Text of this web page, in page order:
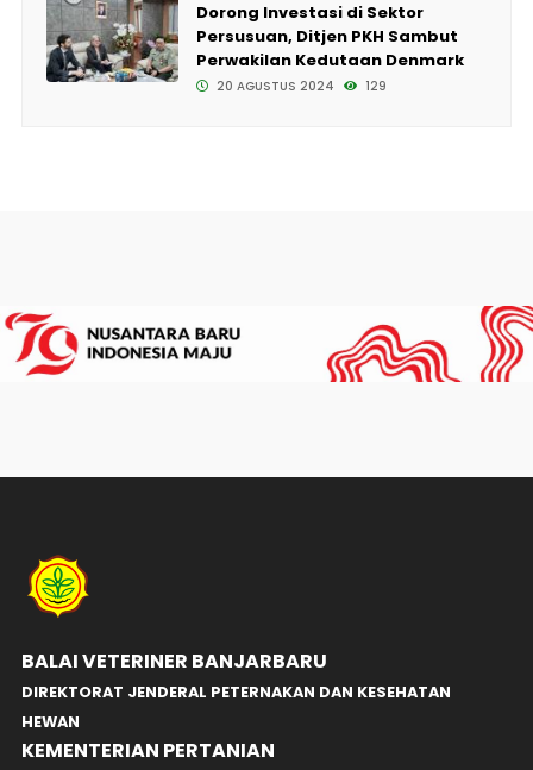
Dorong Investasi di Sektor
Persusuan, Ditjen PKH Sambut
Perwakilan Kedutaan Denmark
20 AGUSTUS 2024 129
BALAI VETERINER BANJARBARU
DIREKTORAT JENDERAL PETERNAKAN DAN KESEHATAN
HEWAN
KEMENTERIAN PERTANIAN